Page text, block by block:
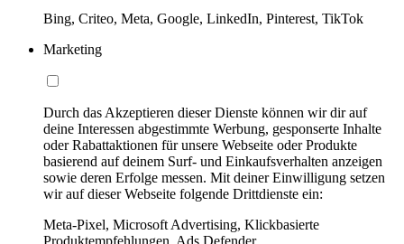
Bing, Criteo, Meta, Google, LinkedIn, Pinterest, TikTok
Marketing
Durch das Akzeptieren dieser Dienste können wir dir auf
deine Interessen abgestimmte Werbung, gesponserte Inhalte
oder Rabattaktionen für unsere Webseite oder Produkte
basierend auf deinem Surf- und Einkaufsverhalten anzeigen
sowie deren Erfolge messen. Mit deiner Einwilligung setzen
wir auf dieser Webseite folgende Drittdienste ein:
Meta-Pixel, Microsoft Advertising, Klickbasierte